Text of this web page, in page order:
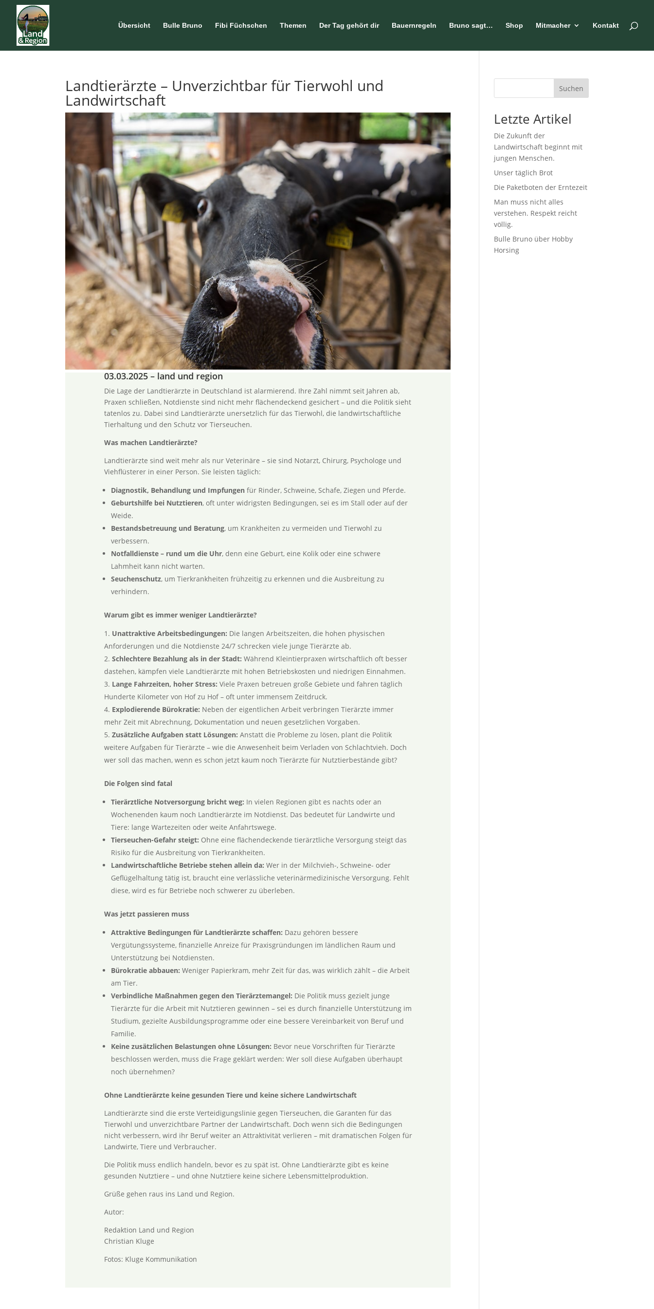
Übersicht Bulle Bruno Fibi Füchschen Themen Der Tag gehört dir Bauernregeln Bruno sagt… Shop Mitmacher Kontakt
Landtierärzte – Unverzichtbar für Tierwohl und
Landwirtschaft
03.03.2025 – land und region
Die Lage der Landtierärzte in Deutschland ist alarmierend. Ihre Zahl nimmt seit Jahren ab,
Praxen schließen, Notdienste sind nicht mehr flächendeckend gesichert – und die Politik sieht
tatenlos zu. Dabei sind Landtierärzte unersetzlich für das Tierwohl, die landwirtschaftliche
Tierhaltung und den Schutz vor Tierseuchen.
Was machen Landtierärzte?
Landtierärzte sind weit mehr als nur Veterinäre – sie sind Notarzt, Chirurg, Psychologe und
Viehflüsterer in einer Person. Sie leisten täglich:
Diagnostik, Behandlung und Impfungen für Rinder, Schweine, Schafe, Ziegen und Pferde.
Geburtshilfe bei Nutztieren, oft unter widrigsten Bedingungen, sei es im Stall oder auf der
Weide.
Bestandsbetreuung und Beratung, um Krankheiten zu vermeiden und Tierwohl zu
verbessern.
Notfalldienste – rund um die Uhr, denn eine Geburt, eine Kolik oder eine schwere
Lahmheit kann nicht warten.
Seuchenschutz, um Tierkrankheiten frühzeitig zu erkennen und die Ausbreitung zu
verhindern.
Warum gibt es immer weniger Landtierärzte?
Unattraktive Arbeitsbedingungen: Die langen Arbeitszeiten, die hohen physischen
Anforderungen und die Notdienste 24/7 schrecken viele junge Tierärzte ab.
Schlechtere Bezahlung als in der Stadt: Während Kleintierpraxen wirtschaftlich oft besser
dastehen, kämpfen viele Landtierärzte mit hohen Betriebskosten und niedrigen Einnahmen.
Lange Fahrzeiten, hoher Stress: Viele Praxen betreuen große Gebiete und fahren täglich
Hunderte Kilometer von Hof zu Hof – oft unter immensem Zeitdruck.
Explodierende Bürokratie: Neben der eigentlichen Arbeit verbringen Tierärzte immer
mehr Zeit mit Abrechnung, Dokumentation und neuen gesetzlichen Vorgaben.
Zusätzliche Aufgaben statt Lösungen: Anstatt die Probleme zu lösen, plant die Politik
weitere Aufgaben für Tierärzte – wie die Anwesenheit beim Verladen von Schlachtvieh. Doch
wer soll das machen, wenn es schon jetzt kaum noch Tierärzte für Nutztierbestände gibt?
Die Folgen sind fatal
Tierärztliche Notversorgung bricht weg: In vielen Regionen gibt es nachts oder an
Wochenenden kaum noch Landtierärzte im Notdienst. Das bedeutet für Landwirte und
Tiere: lange Wartezeiten oder weite Anfahrtswege.
Tierseuchen-Gefahr steigt: Ohne eine flächendeckende tierärztliche Versorgung steigt das
Risiko für die Ausbreitung von Tierkrankheiten.
Landwirtschaftliche Betriebe stehen allein da: Wer in der Milchvieh-, Schweine- oder
Geflügelhaltung tätig ist, braucht eine verlässliche veterinärmedizinische Versorgung. Fehlt
diese, wird es für Betriebe noch schwerer zu überleben.
Was jetzt passieren muss
Attraktive Bedingungen für Landtierärzte schaffen: Dazu gehören bessere
Vergütungssysteme, finanzielle Anreize für Praxisgründungen im ländlichen Raum und
Unterstützung bei Notdiensten.
Bürokratie abbauen: Weniger Papierkram, mehr Zeit für das, was wirklich zählt – die Arbeit
am Tier.
Verbindliche Maßnahmen gegen den Tierärztemangel: Die Politik muss gezielt junge
Tierärzte für die Arbeit mit Nutztieren gewinnen – sei es durch finanzielle Unterstützung im
Studium, gezielte Ausbildungsprogramme oder eine bessere Vereinbarkeit von Beruf und
Familie.
Keine zusätzlichen Belastungen ohne Lösungen: Bevor neue Vorschriften für Tierärzte
beschlossen werden, muss die Frage geklärt werden: Wer soll diese Aufgaben überhaupt
noch übernehmen?
Ohne Landtierärzte keine gesunden Tiere und keine sichere Landwirtschaft
Landtierärzte sind die erste Verteidigungslinie gegen Tierseuchen, die Garanten für das
Tierwohl und unverzichtbare Partner der Landwirtschaft. Doch wenn sich die Bedingungen
nicht verbessern, wird ihr Beruf weiter an Attraktivität verlieren – mit dramatischen Folgen für
Landwirte, Tiere und Verbraucher.
Die Politik muss endlich handeln, bevor es zu spät ist. Ohne Landtierärzte gibt es keine
gesunden Nutztiere – und ohne Nutztiere keine sichere Lebensmittelproduktion.
Grüße gehen raus ins Land und Region.
Autor:
Redaktion Land und Region
Christian Kluge
Fotos: Kluge Kommunikation
Suchen
Letzte Artikel
Die Zukunft der
Landwirtschaft beginnt mit
jungen Menschen.
Unser täglich Brot
Die Paketboten der Erntezeit
Man muss nicht alles
verstehen. Respekt reicht
völlig.
Bulle Bruno über Hobby
Horsing